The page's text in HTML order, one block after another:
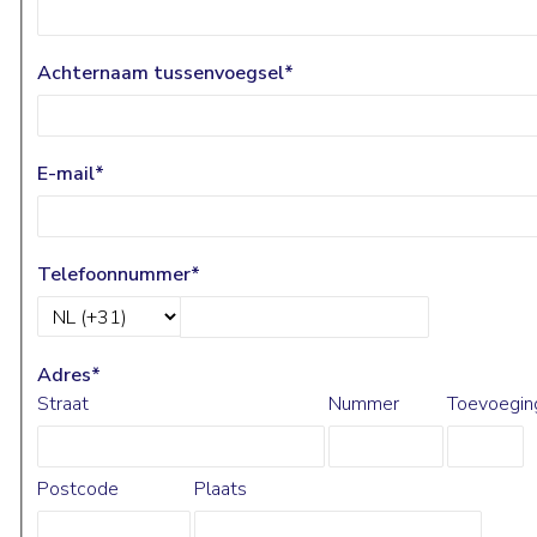
Achternaam tussenvoegsel*
E-mail*
Telefoonnummer*
Adres*
Straat
Nummer
Postcode Plaats